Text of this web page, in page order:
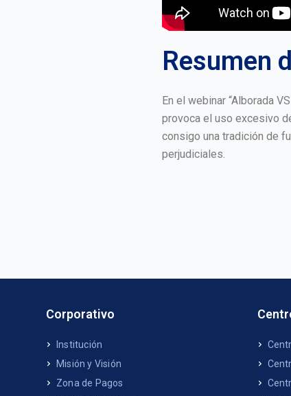
Resumen
En el webinar “Alborada
provoca el uso excesivo
consigo una tradición de
perjudiciales.
Corporativo
Institución
Misión y Visión
Zona de Pagos